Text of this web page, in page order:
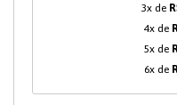
3x de
4x de
5x de
6x de